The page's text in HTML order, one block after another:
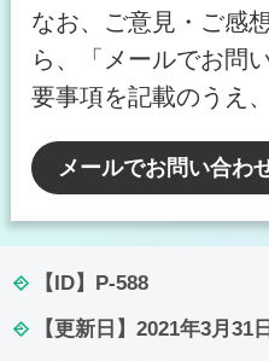
なお、ご意見・ご感
ら、「メールでお問
要事項を記載のうえ
メールでお問い合わ
【ID】 P-588
【更新日】 2021年3月31日